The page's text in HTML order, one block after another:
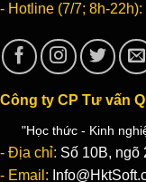
- Hotline (7/7; 8h-22h):
Công ty CP Tư vấn
"Học thức - Kinh
- Địa chỉ: Số 10B, ngõ
- Email: